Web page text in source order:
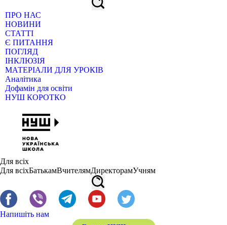
ПРО НАС
НОВИНИ
СТАТТІ
Є ПИТАННЯ
ПОГЛЯД
ІНКЛЮЗІЯ
МАТЕРІАЛИ ДЛЯ УРОКІВ
Аналітика
Дофамін для освіти
НУШ КОРОТКО
Для всіх
Для всіхБатькамВчителямДиректорамУчням
Напишіть нам